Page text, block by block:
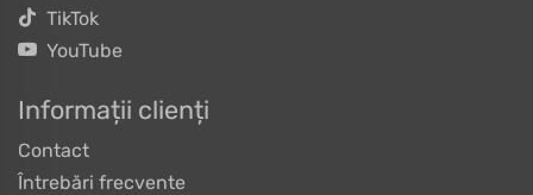
TikTok
YouTube
Informații clienți
Contact
Întrebări frecvente